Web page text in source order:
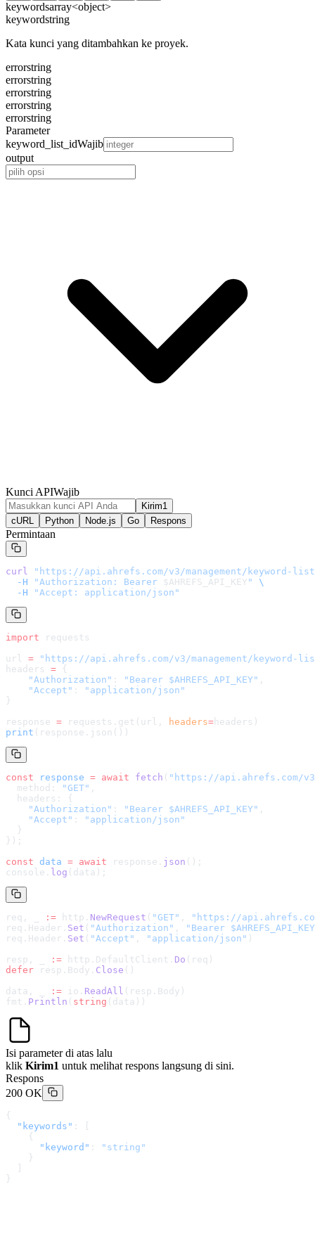
keywordsarray<object>
keywordstring
Kata kunci yang ditambahkan ke proyek.
errorstring
errorstring
errorstring
errorstring
errorstring
Parameter
keyword_list_idWajib
output
Kunci APIWajib
Kirim1
cURL
Python Node.js Go Respons
Permintaan
curl " https://api.ahrefs.com/v3/management/keyword-
  -H
"Authorization: Bearer $AHREFS_API_KEY "
\
  -H
"Accept: application/json"
import requests
url = " https://api.ahrefs.com/v3/management/keyword-
headers = {
    "Authorization"
: "Bearer $AHREFS_API_KEY" ,
    "Accept"
:
"application/json"
}
response = requests.get(url, headers= headers )
print (response.json())
const response = await fetch ( " https://api.ahrefs.com/v3/
  method:
"GET" ,
  headers: {
    "Authorization"
: "Bearer $AHREFS_API_KEY" ,
    "Accept"
:
"application/json"
  }
});
const data = await response. json ();
console. log (data);
req, _ := http. NewRequest ( "GET" , " https://
req.Header. Set ( "Authorization" ,
"Bearer
req.Header. Set ( "Accept" , "application/json" )
resp, _
:= http.DefaultClient. Do (req)
defer resp.Body. Close ()
data, _
:= io. ReadAll (resp.Body)
fmt. Println ( string (data))
Isi parameter di atas lalu
klik Kirim1 untuk melihat respons langsung di sini.
Respons
200 OK
{
  "keywords"
: [
    {
      "keyword"
:
"string"
    }
}